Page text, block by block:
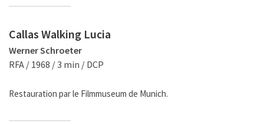
Callas Walking Lucia
Werner Schroeter
RFA / 1968 / 3 min / DCP
Restauration par le Filmmuseum de Munich.